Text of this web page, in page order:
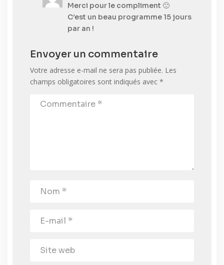
Merci pour le compliment 🙂
C’est un beau programme 15 jours
par an !
Envoyer un commentaire
Votre adresse e-mail ne sera pas publiée. Les
champs obligatoires sont indiqués avec *